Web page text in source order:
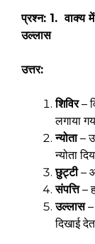
प्रश्न: 1. वाक्य में
उल्लास
उत्तर:
शिविर–
लगाया
न्योता–
न्योता
छुट्टी–
संपत्ति–
उल्लास–
दिखाई